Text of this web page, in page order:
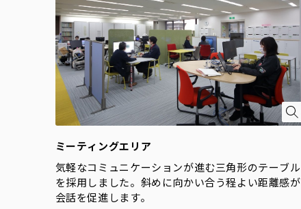
ミーティングエリア
気軽なコミュニケーションが進む三角形のテーブル
を採用しました。斜めに向かい合う程よい距離感が
会話を促進します。